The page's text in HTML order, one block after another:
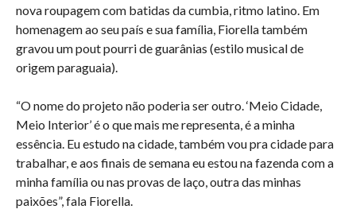
nova roupagem com batidas da cumbia, ritmo latino. Em
homenagem ao seu país e sua família, Fiorella também
gravou um pout pourri de guarânias (estilo musical de
origem paraguaia).
“O nome do projeto não poderia ser outro. ‘Meio Cidade,
Meio Interior’ é o que mais me representa, é a minha
essência. Eu estudo na cidade, também vou pra cidade para
trabalhar, e aos finais de semana eu estou na fazenda com a
minha família ou nas provas de laço, outra das minhas
paixões”, fala Fiorella.